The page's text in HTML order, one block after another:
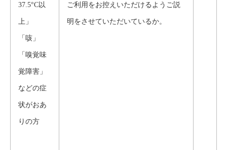
37.5°C以
上」
「咳」
「嗅覚味
覚障害」
などの症
状がおあ
りの方
ご利用をお控えいただけるようご説
明をさせていただいているか。